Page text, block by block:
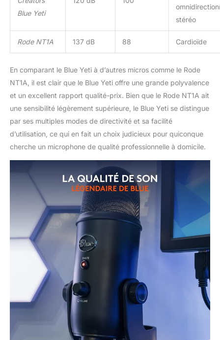
Blue Yeti
stéréo
Rode NT1A 137 dB 88 Cardioïde
En comparant le Blue Yeti à d’autres micros comme le Rode
NT1A, il est clair que le Blue Yeti offre une grande polyvalence
et un excellent rapport qualité-prix. Bien que le Rode NT1A ait
une sensibilité légèrement supérieure, le Blue Yeti se distingue
par ses multiples modes de directivité et sa facilité
d’utilisation, ce qui en fait un choix judicieux pour quiconque
cherche un microphone de qualité professionnelle à domicile.